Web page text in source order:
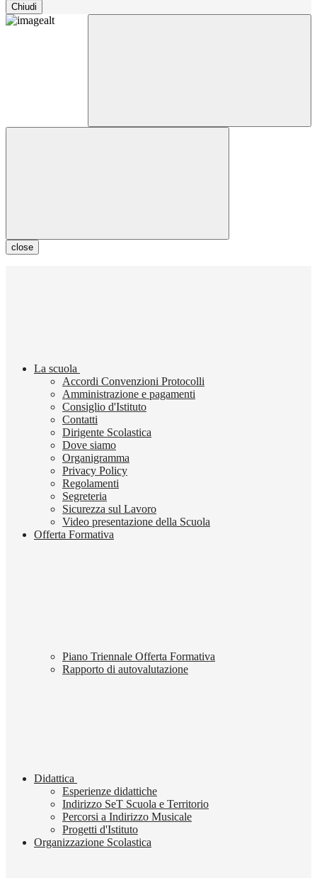
Chiudi
close
La scuola
Accordi Convenzioni Protocolli
Amministrazione e pagamenti
Consiglio d'Istituto
Contatti
Dirigente Scolastica
Dove siamo
Organigramma
Privacy Policy
Regolamenti
Segreteria
Sicurezza sul Lavoro
Video presentazione della Scuola
Offerta Formativa
Piano Triennale Offerta Formativa
Rapporto di autovalutazione
Didattica
Esperienze didattiche
Indirizzo SeT Scuola e Territorio
Percorsi a Indirizzo Musicale
Progetti d'Istituto
Organizzazione Scolastica